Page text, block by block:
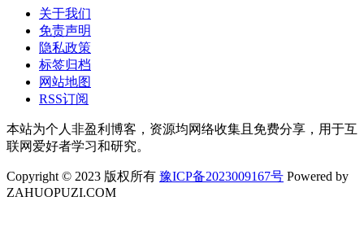
关于我们
免责声明
隐私政策
标签归档
网站地图
RSS订阅
本站为个人非盈利博客，资源均网络收集且免费分享，用于互
联网爱好者学习和研究。
Copyright © 2023 版权所有 豫ICP备2023009167号 Powered by
ZAHUOPUZI.COM